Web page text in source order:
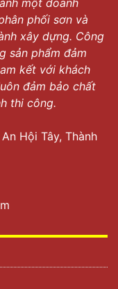
trên dây chuyển,
mục đích đem
chất lượng
một doanh
phối sơn và
xây dựng. Công
sản phẩm đảm
kết với khách
đảm bảo chất
thi công.
Hội Tây, Thành